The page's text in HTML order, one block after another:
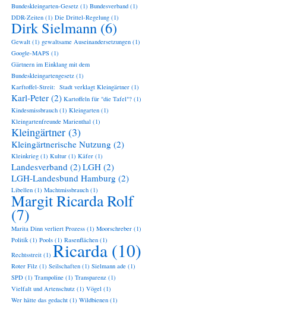
Bundeskleingarten-Gesetz (1) Bundesverband (1)
DDR-Zeiten (1) Die Drittel-Regelung (1)
Dirk Sielmann (6)
Gewalt (1) gewaltsame Auseinandersetzungen (1)
Google-MAPS (1)
Gärtnern im Einklang mit dem
Bundeskleingartengesetz (1)
Karftoffel-Streit: Stadt verklagt Kleingärtner (1)
Karl-Peter (2) Kartoffeln für "die Tafel"? (1)
Kindesmissbrauch (1) Kleingarten (1)
Kleingartenfreunde Marienthal (1)
Kleingärtner (3)
Kleingärtnerische Nutzung (2)
Kleinkrieg (1) Kultur (1) Käfer (1)
Landesverband (2)LGH (2)
LGH-Landesbund Hamburg (2)
Libellen (1) Machtmissbrauch (1)
Margit Ricarda Rolf
(7)
Marita Dinn verliert Prozess (1) Moorschreber (1)
Politik (1) Pools (1) Rasenflächen (1)
Rechtsstreit (1) Ricarda (10)
Roter Filz (1) Seilschaften (1) Sielmann ade (1)
SPD (1) Trampoline (1) Transparenz (1)
Vielfalt und Artenschutz (1) Vögel (1)
Wer hätte das gedacht (1) Wildbienen (1)